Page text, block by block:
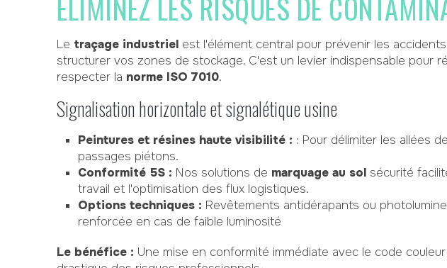
ÉLIMINEZ LES RISQUES DE
Le traçage industriel est l'élément central pour prévenir les
structurer vos zones de stockage. C'est un levier indispensable pour
respecter la norme ISO 7010.
Signalisation horizontale et signalétique usine
Peintures et résines haute visibilité : : Pour délimiter les allées
passages piétons.
Conformité 5S : Nos solutions de marquage au sol sécurité
travail et l'optimisation des flux logistiques.
Options techniques : Revêtements antidérapants ou
renforcée en cas de faible luminosité
Le bénéfice : Une mise en conformité immédiate avec le code